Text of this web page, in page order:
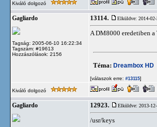
Kiváló dolgozó
Gagliardo
Tagság: 2005-06-10 16:22:34
Tagszám: #19613
Hozzászólások: 2156
13114. Elküldve: 2014-
A DM8000 eredetiben a
Téma: Dreambox HD
[válaszok erre: #13115]
Kiváló dolgozó
Gagliardo 12923. Elküldve: 2013-
/usr/keys